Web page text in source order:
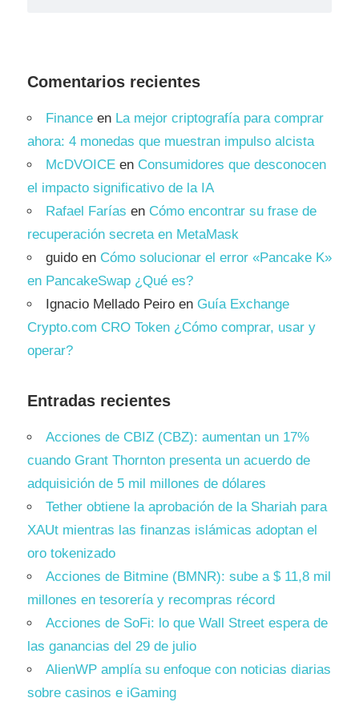
Comentarios recientes
Finance en La mejor criptografía para comprar
ahora: 4 monedas que muestran impulso alcista
McDVOICE en Consumidores que desconocen
el impacto significativo de la IA
Rafael Farías en Cómo encontrar su frase de
recuperación secreta en MetaMask
guido en Cómo solucionar el error «Pancake K»
en PancakeSwap ¿Qué es?
Ignacio Mellado Peiro en Guía Exchange
Crypto.com CRO Token ¿Cómo comprar, usar y
operar?
Entradas recientes
Acciones de CBIZ (CBZ): aumentan un 17%
cuando Grant Thornton presenta un acuerdo de
adquisición de 5 mil millones de dólares
Tether obtiene la aprobación de la Shariah para
XAUt mientras las finanzas islámicas adoptan el
oro tokenizado
Acciones de Bitmine (BMNR): sube a $ 11,8 mil
millones en tesorería y recompras récord
Acciones de SoFi: lo que Wall Street espera de
las ganancias del 29 de julio
AlienWP amplía su enfoque con noticias diarias
sobre casinos e iGaming